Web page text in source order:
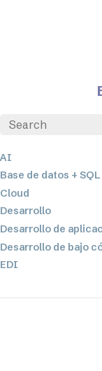
AI
Base de datos + SQL
Cloud
Desarrollo
Desarrollo de
Desarrollo de bajo
EDI
Integración de